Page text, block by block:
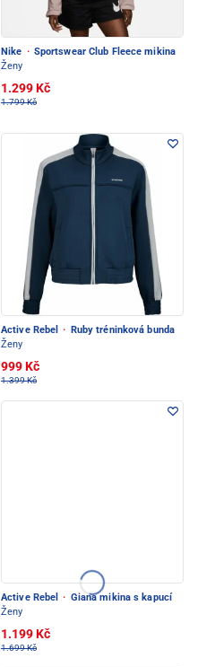
Nike · Sportswear Club Fleece mikina
Ženy
1.299 Kč
1.799 Kč
Active Rebel ·
Ruby tréninková bunda
Ženy
999 Kč
1.399 Kč
Active Rebel · Giana mikina s kapucí
Ženy
1.199 Kč
1.699 Kč